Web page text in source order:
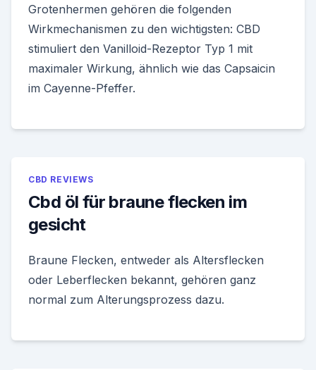
Grotenhermen gehören die folgenden
Wirkmechanismen zu den wichtigsten: CBD
stimuliert den Vanilloid-Rezeptor Typ 1 mit
maximaler Wirkung, ähnlich wie das Capsaicin
im Cayenne-Pfeffer.
CBD REVIEWS
Cbd öl für braune flecken im
gesicht
Braune Flecken, entweder als Altersflecken
oder Leberflecken bekannt, gehören ganz
normal zum Alterungsprozess dazu.